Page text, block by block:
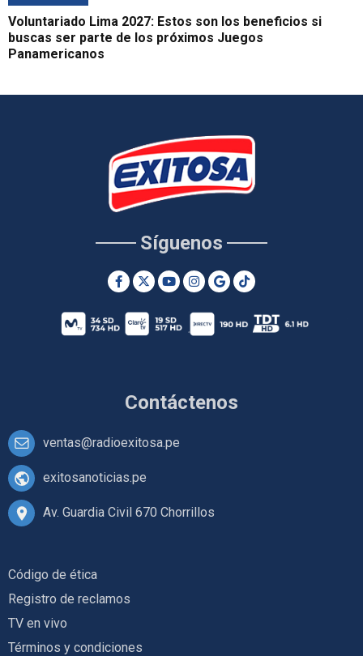
Voluntariado Lima 2027: Estos son los beneficios si
buscas ser parte de los próximos Juegos
Panamericanos
Contáctenos
ventas@radioexitosa.pe
exitosanoticias.pe
Av. Guardia Civil 670 Chorrillos
Síguenos
Código de ética
Registro de reclamos
TV en vivo
Términos y condiciones